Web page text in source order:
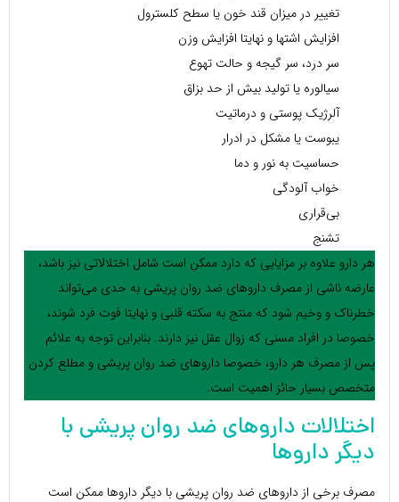
تغییر در میزان قند خون یا سطح کلسترول
افزایش اشتها و نهایتا افزایش وزن
سر درد، سر گیجه و حالت تهوع
سیالوره یا تولید بیش از حد بزاق
آلرژیک پوستی و درماتیت
یبوست یا مشکل در ادرار
حساسیت به نور و دما
خواب آلودگی
بی‌قراری
تشنج
هر دارو علاوه بر مزایایی که دارد ممکن است شامل اختلالاتی نیز باشد،
عارضه ناشی از مصرف داروهای ضد روان پریشی به حدی می‌تواند
خطرناک و وخیم شود که منتج به سکته قلبی و نهایتا فوت فرد شوند،
خصوصا در افراد مسنی که زوال عقل نیز دارند. بنابراین توجه به علائم
پس از مصرف هر دارو، خصوصا داروهای ضد روان پریشی و مطلع کردن
متخصص بسیار حائز اهمیت است.
اختلالات داروهای ضد روان پریشی با
دیگر داروها
مصرف برخی از داروهای ضد روان پریشی با دیگر داروها ممکن است